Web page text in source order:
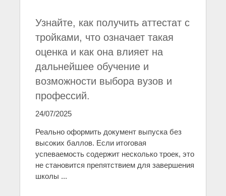
Узнайте, как получить аттестат с
тройками, что означает такая
оценка и как она влияет на
дальнейшее обучение и
возможности выбора вузов и
профессий.
24/07/2025
Реально оформить документ выпуска без
высоких баллов. Если итоговая
успеваемость содержит несколько троек, это
не становится препятствием для завершения
школы ...